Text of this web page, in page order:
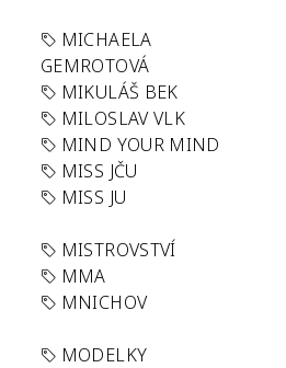
MICHAELA
GEMROTOVÁ
MIKULÁŠ BEK
MILOSLAV VLK
MIND YOUR MIND
MISS JČU
MISS JU
MISTROVSTVÍ
MMA
MNICHOV
MODELKY